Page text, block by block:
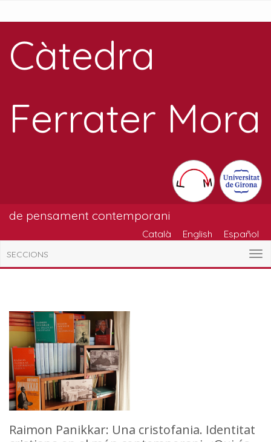
Càtedra
Ferrater Mora
de pensament contemporani
Català English Español
SECCIONS
Raimon Panikkar: Una cristofania. Identitat